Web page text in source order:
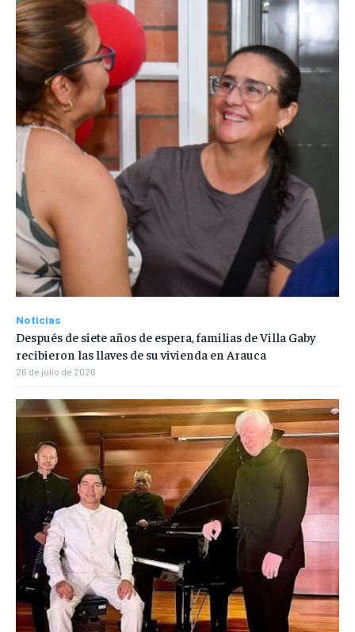
Noticias
Después de siete años de espera, familias de Villa Gaby
recibieron las llaves de su vivienda en Arauca
26 de julio de 2026